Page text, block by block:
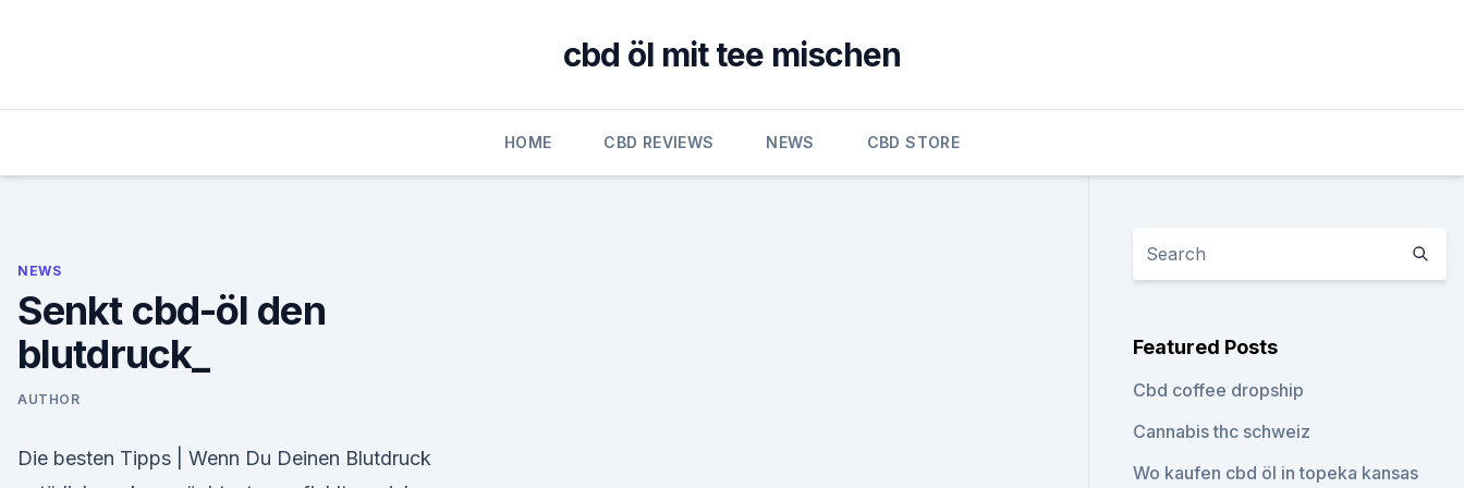
cbd öl mit tee mischen
HOME CBD REVIEWS NEWS CBD STORE
NEWS
Senkt cbd-öl den
blutdruck_
AUTHOR
Die besten Tipps | Wenn Du Deinen Blutdruck
Featured Posts
Cbd coffee dropship
Cannabis thc schweiz
Wo kaufen cbd öl in topeka kansas